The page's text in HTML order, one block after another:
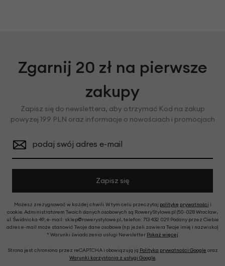
Zgarnij 20 zł na pierwsze
zakupy
Zapisz się do newslettera, aby otrzymać Kod na zakup
powyżej 199 PLN oraz informacje o nowościach i promocjach
podaj swój adres e-mail
Zapisz się
Możesz zrezygnować w każdej chwili. W tym celu przeczytaj politykę prywatności i
cookie. Administratorem Twoich danych osobowych są RoweryStylowe.pl (50-028 Wrocław,
ul. Świdnicka 49; e-mail: sklep@rowerystylowe.pl, telefon: 713 432 029. Podany przez Ciebie
adres e-mail może stanowić Twoje dane osobowe (np. jeżeli zawiera Twoje imię i nazwisko).
* Warunki świadczenia usługi Newsletter Pokaż więcej
Strona jest chroniona przez reCAPTCHA i obowiązują ją Polityka prywatności Google oraz
Warunki korzystania z usługi Google.